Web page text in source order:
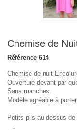
Chemise de
Référence 614
Chemise de nuit
Ouverture devant par
Sans manches.
Modèle agréable à porter
Petits plis au dessus de